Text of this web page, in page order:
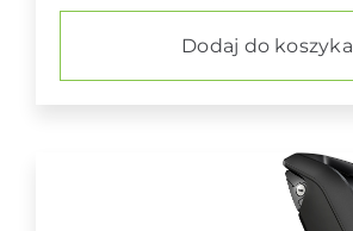
Dodaj do koszyka